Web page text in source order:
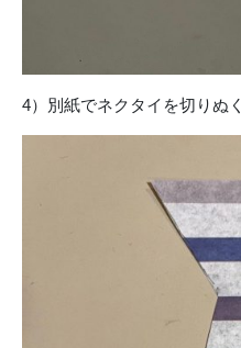
4）別紙でネクタイを切りぬく